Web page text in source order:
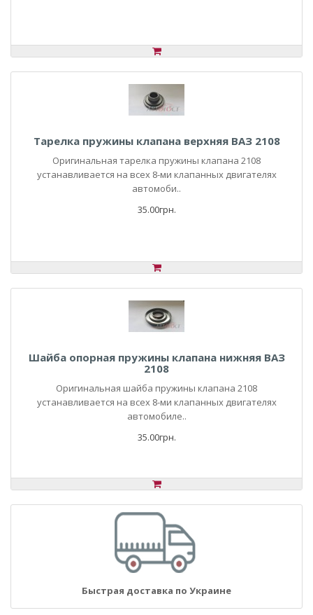
Тарелка пружины клапана верхняя ВАЗ 2108
Оригинальная тарелка пружины клапана 2108
устанавливается на всех 8-ми клапанных двигателях
автомоби..
35.00грн.
Шайба опорная пружины клапана нижняя ВАЗ
2108
Оригинальная шайба пружины клапана 2108
устанавливается на всех 8-ми клапанных двигателях
автомобиле..
35.00грн.
Быстрая доставка по Украине